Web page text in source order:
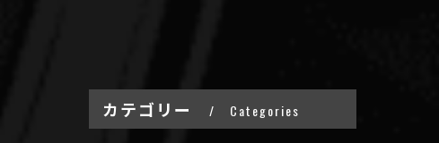
カテゴリー Categories